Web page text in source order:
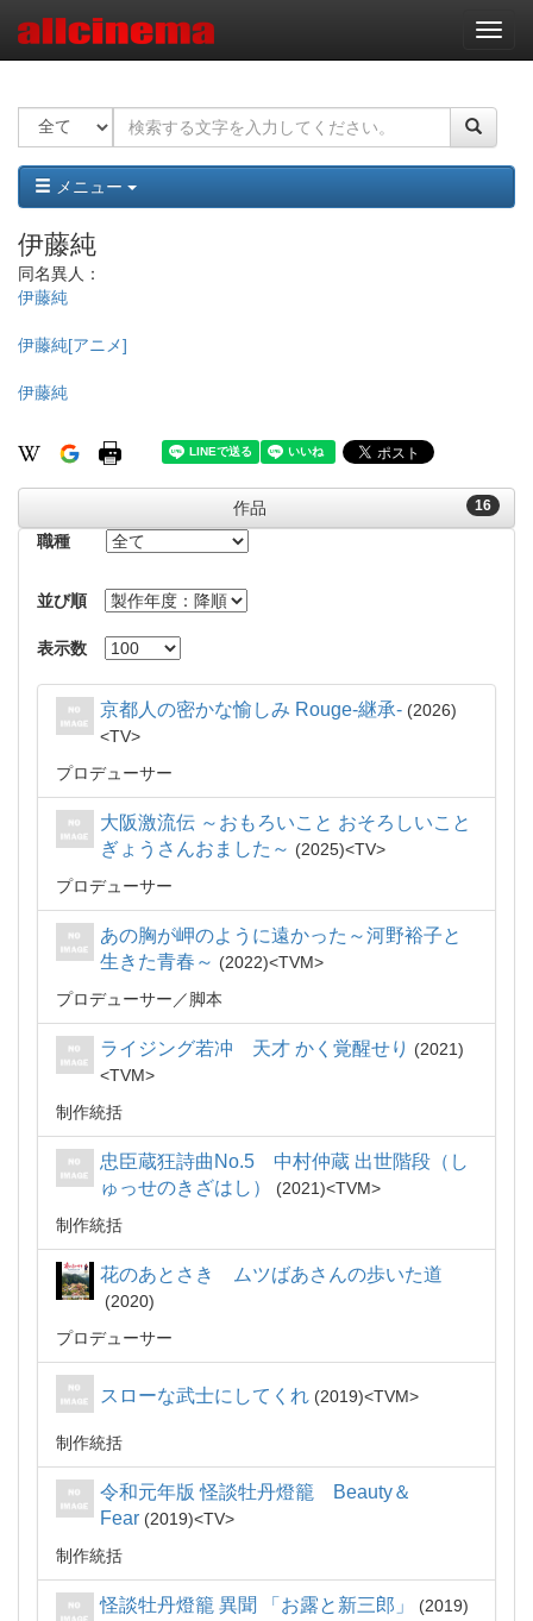
ナ
ビ
ー
ョ
ン
メニュー
伊藤純
同名異人：
伊藤純
伊藤純[アニメ]
伊藤純
16
作品
職種
並び順
表示数
京都人の密かな愉しみ Rouge-継承-
2026
TV
プロデューサー
大阪激流伝 ～おもろいこと おそろしいこと
ぎょうさんおました～
2025
TV
プロデューサー
あの胸が岬のように遠かった～河野裕子と
生きた青春～
2022
TVM
プロデューサー
脚本
ライジング若冲 天才 かく覚醒せり
2021
TVM
制作統括
忠臣蔵狂詩曲No.5 中村仲蔵 出世階段（し
ゅっせのきざはし）
2021
TVM
制作統括
花のあとさき ムツばあさんの歩いた道
2020
プロデューサー
スローな武士にしてくれ 2019 TVM
制作統括
令和元年版 怪談牡丹燈籠 Beauty＆
Fear
2019
TV
制作統括
怪談牡丹燈籠 異聞 「お露と新三郎」
2019